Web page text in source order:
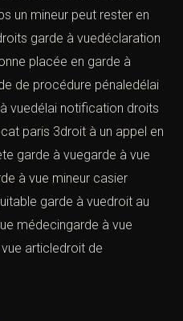
un mineur peut rester en
garde à vuedéclaration
placée en garde à
de procédure pénaledélai
vuedélai notification droits
paris 3droit à un appel en
garde à vuegarde à vue
à vue mineur casier
garde à vuedroit au
médecingarde à vue
articledroit de